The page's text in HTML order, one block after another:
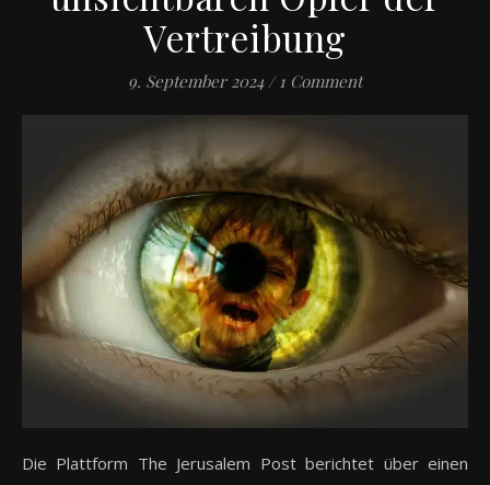
Vertreibung
9. September 2024 / 1 Comment
Die Plattform The Jerusalem Post berichtet über einen